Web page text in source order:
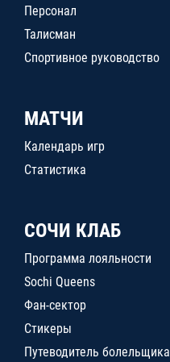
Персонал
Талисман
Спортивное руководство
МАТЧИ
Календарь игр
Статистика
СОЧИ КЛАБ
Программа лояльности
Sochi Queens
Фан-сектор
Стикеры
Путеводитель болельщика